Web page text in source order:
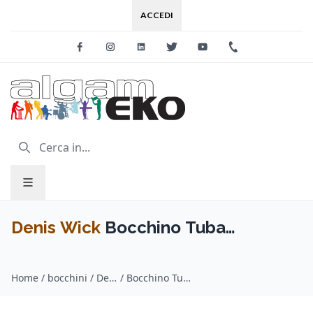
ACCEDI
FacebookInstagramLinkedinTwitter Youtube
Denis Wick Bocchino Tuba
Home / bocchini / Denis Wick / Bocchino Tuba HERITAGE Silver Plated 2186-4L